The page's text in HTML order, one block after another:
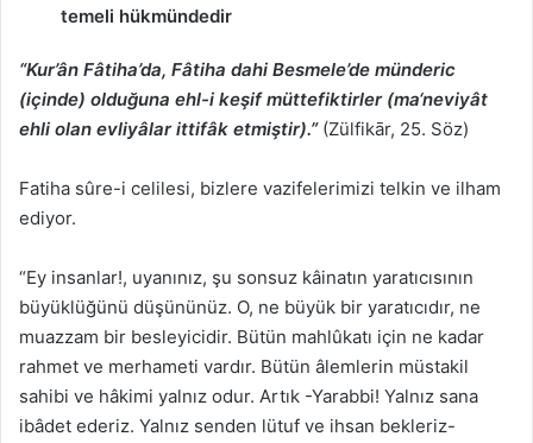
temeli hükmündedir
“Kur’ân Fâtiha’da, Fâtiha dahi Besmele’de münderic
(içinde) olduğuna ehl-i keşif müttefiktirler (ma‘neviyât
ehli olan evliyâlar ittifâk etmiştir).”(Zülfikār, 25. Söz)
Fatiha sûre-i celilesi, bizlere vazifelerimizi telkin ve ilham
ediyor.
“Ey insanlar!, uyanınız, şu sonsuz kâinatın yaratıcısının
büyüklüğünü düşününüz. O, ne büyük bir yaratıcıdır, ne
muazzam bir besleyicidir. Bütün mahlûkatı için ne kadar
rahmet ve merhameti vardır. Bütün âlemlerin müstakil
sahibi ve hâkimi yalnız odur. Artık -Yarabbi! Yalnız sana
ibâdet ederiz. Yalnız senden lütuf ve ihsan bekleriz-